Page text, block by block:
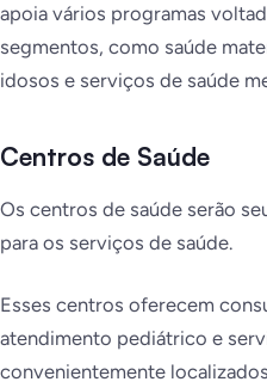
apoia vários programas
segmentos, como saúde
idosos e serviços de saúde
Centros de Saúde
Os centros de saúde serão
para os serviços de saúde.
Esses centros oferecem
atendimento pediátrico e
convenientemente